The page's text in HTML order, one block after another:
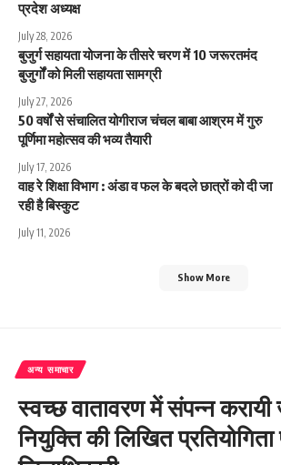
प्रदेश अध्यक्ष
July 28, 2026
बुजुर्ग सहायता योजना के तीसरे चरण में 10 जरूरतमंद
बुजुर्गों को मिली सहायता सामग्री
July 27, 2026
50 वर्षों से संचालित योगीराज चंचल बाबा आश्रम में गुरु
पूर्णिमा महोत्सव की भव्य तैयारी
July 17, 2026
वाह रे शिक्षा विभाग : अंडा व फल के बदले छात्रों को दी जा
रही है बिस्कुट
July 11, 2026
Show More
अन्य समाचार
स्वच्छ वातावरण में संपन्न करायी
नियुक्ति की लिखित प्रतियोगिता